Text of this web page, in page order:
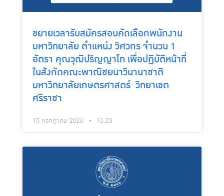
ขยายเวลารับสมัครสอบคัดเลือกพนักงาน
มหาวิทยาลัย ตำแหน่ง วิศวกร จำนวน 1
อัตรา คุณวุฒิปริญญาโท เพื่อปฏิบัติหน้าที่
ในสังกัดคณะพาณิชยนาวีนานาชาติ
มหาวิทยาลัยเกษตรศาสตร์ วิทยาเขต
ศรีราชา
15 กรกฎาคม 2026 12:23